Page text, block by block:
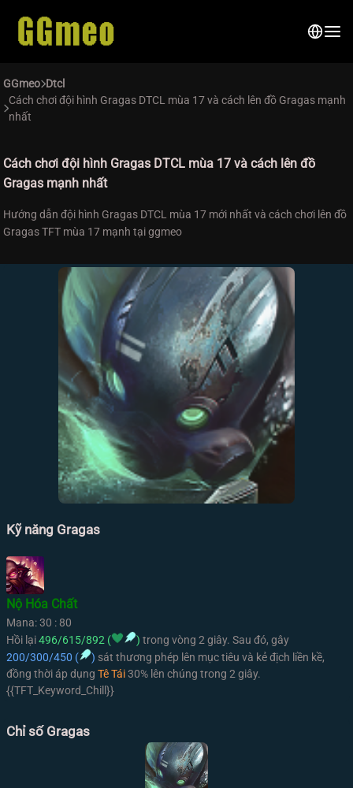
GGmeo Dtcl
Cách chơi đội hình Gragas DTCL mùa 17 và cách lên đồ Gragas mạnh
nhất
Cách chơi đội hình Gragas DTCL mùa 17 và cách lên đồ
Gragas mạnh nhất
Hướng dẫn đội hình Gragas DTCL mùa 17 mới nhất và cách chơi lên đồ
Gragas TFT mùa 17 mạnh tại ggmeo
Kỹ năng Gragas
Nộ Hóa Chất
Mana: 30 : 80
Hồi lại496/615/892 ( ) trong vòng 2 giây. Sau đó, gây
200/300/450 (
) sát thương phép lên mục tiêu và kẻ địch liền kề,
đồng thời áp dụng Tê Tái30% lên chúng trong 2 giây.
{{TFT_Keyword_Chill}}
Chỉ số Gragas